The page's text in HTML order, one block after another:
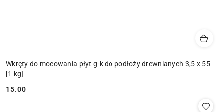
Wkręty do mocowania płyt g-k do podłoży drewnianych 3,5 x 55
[1 kg]
Cena:
15.00